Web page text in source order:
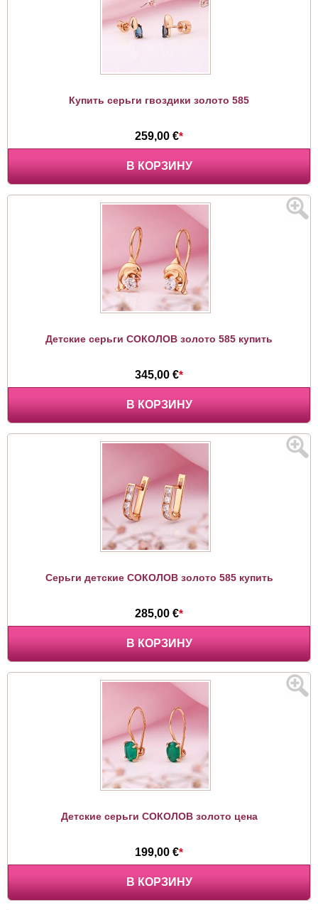
Купить серьги гвоздики золото 585
259,00 €*
В КОРЗИНУ
Детские серьги СОКОЛОВ золото 585 купить
345,00 €*
В КОРЗИНУ
Серьги детские СОКОЛОВ золото 585 купить
285,00 €*
В КОРЗИНУ
Детские серьги СОКОЛОВ золото цена
199,00 €*
В КОРЗИНУ